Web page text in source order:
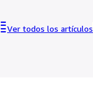
Ver todos los artículos